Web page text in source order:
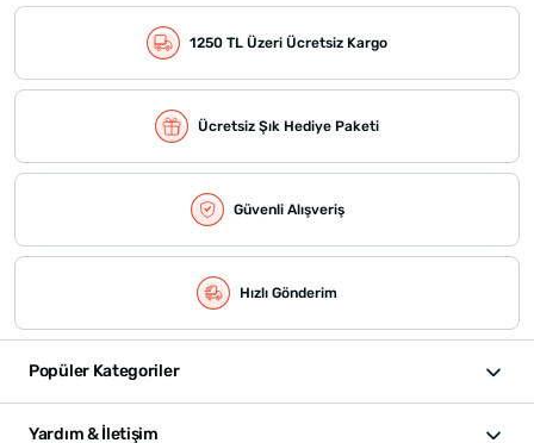
1250 TL Üzeri Ücretsiz Kargo
Ücretsiz Şık Hediye Paketi
Güvenli Alışveriş
Hızlı Gönderim
Popüler Kategoriler
Yardım & İletişim